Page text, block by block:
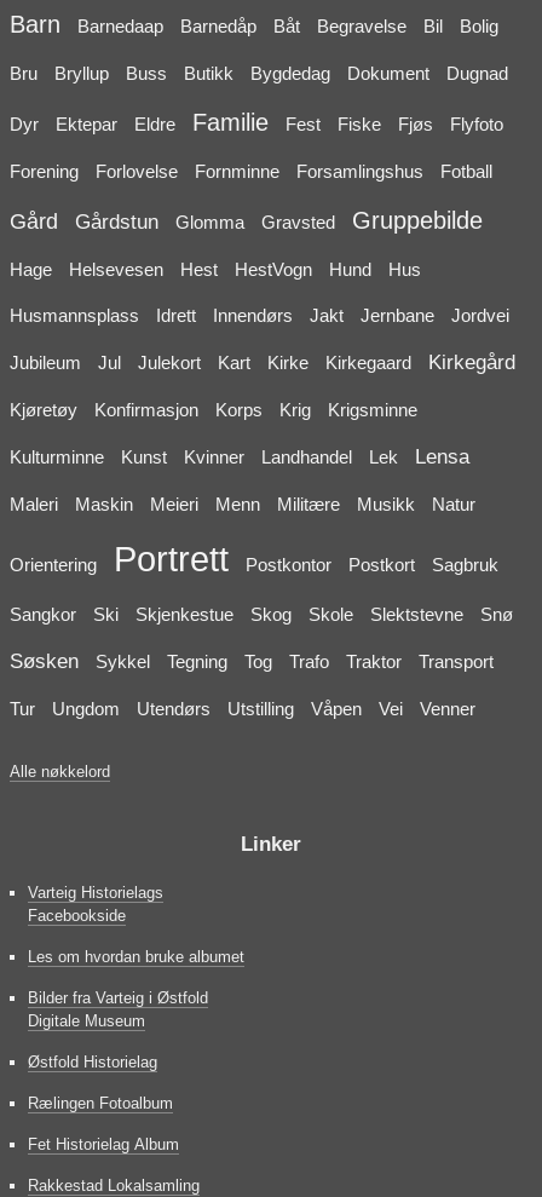
Barn Barnedaap Barnedåp Båt Begravelse Bil Bolig
Bru Bryllup Buss Butikk Bygdedag Dokument Dugnad
Dyr Ektepar Eldre Familie Fest Fiske Fjøs Flyfoto
Forening Forlovelse Fornminne Forsamlingshus Fotball
Gård Gårdstun Glomma Gravsted Gruppebilde
Hage Helsevesen Hest HestVogn Hund Hus
Husmannsplass Idrett Innendørs Jakt Jernbane Jordvei
Jubileum Jul Julekort Kart Kirke Kirkegaard Kirkegård
Kjøretøy Konfirmasjon Korps Krig Krigsminne
Kulturminne Kunst Kvinner Landhandel Lek Lensa
Maleri Maskin Meieri Menn Militære Musikk Natur
Orientering Portrett Postkontor Postkort Sagbruk
Sangkor Ski Skjenkestue Skog Skole Slektstevne Snø
Søsken Sykkel Tegning Tog Trafo Traktor Transport
Tur Ungdom Utendørs Utstilling Våpen Vei Venner
Alle nøkkelord
Linker
Varteig Historielags
Facebookside
Les om hvordan bruke albumet
Bilder fra Varteig i Østfold
Digitale Museum
Østfold Historielag
Rælingen Fotoalbum
Fet Historielag Album
Rakkestad Lokalsamling